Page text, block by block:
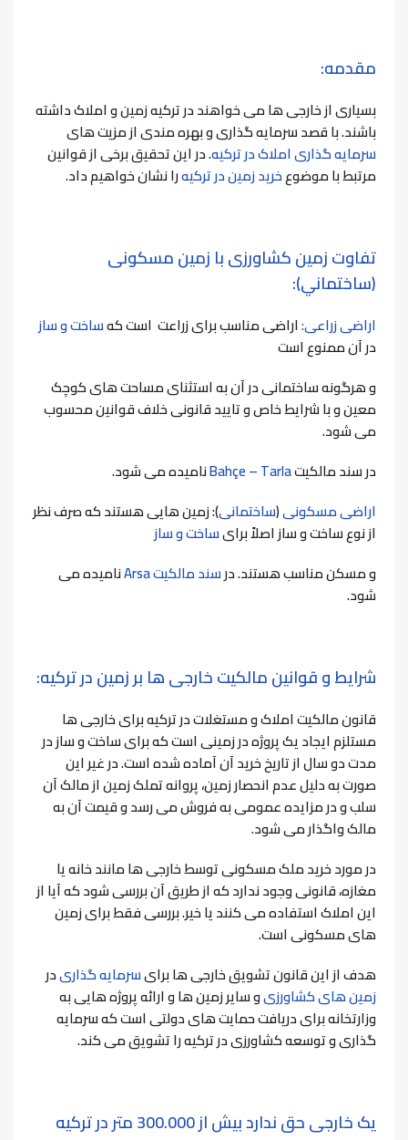
مقدمه:
بسیاری از خارجی ها می خواهند در ترکیه زمین و املاک داشته
باشند. با قصد سرمایه گذاری و بهره مندی از مزیت های
سرمایه گذاری املاک در ترکیه. در این تحقیق برخی از قوانین
مرتبط با موضوعخرید زمین در ترکیهرا نشان خواهیم داد.
تفاوت زمین کشاورزی با زمین مسکونی
(ساختماني):
اراضی زراعی:اراضی مناسب برای زراعت است کهساخت و ساز
در آن ممنوع است
و هرگونه ساختمانی در آن به استثنای مساحت های کوچک
معین و با شرایط خاص و تایید قانونی خلاف قوانین محسوب
می شود.
در سند مالکیتBahçe – Tarlaنامیده می شود.
اراضی مسکونی(ساختمانی): زمین هایی هستند که صرف نظر
از نوع ساخت و ساز اصلاً برایساخت و ساز
و مسکن مناسب هستند. درسند مالکیت Arsa
نامیده می
شود.
شرایط و قوانین مالکیت خارجی ها بر زمین در ترکیه:
قانون مالکیت املاک و مستغلات در ترکیه برای خارجی ها
مستلزم ایجاد یک پروژه در زمینی است که برای ساخت و ساز در
مدت دو سال از تاریخ خرید آن آماده شده است. در غیر این
صورت به دلیل عدم انحصار زمین، پروانه تملک زمین از مالک آن
سلب و در مزایده عمومی به فروش می رسد و قیمت آن به
مالک واگذار می شود.
در مورد خرید ملک مسکونی توسط خارجی ها مانند خانه یا
مغازه، قانونی وجود ندارد که از طریق آن بررسی شود که آیا از
این املاک استفاده می کنند یا خیر. بررسی فقط برای زمین
های مسکونی است.
هدف از این قانون تشویق خارجی ها برایسرمایه گذاریدر
زمین های کشاورزیو سایر زمین ها و ارائه پروژه هایی به
وزارتخانه برای دریافت حمایت های دولتی است که سرمایه
گذاری و توسعه کشاورزی در ترکیه را تشویق می کند.
یک خارجی حق ندارد بیش از 300.000 متر در ترکیه